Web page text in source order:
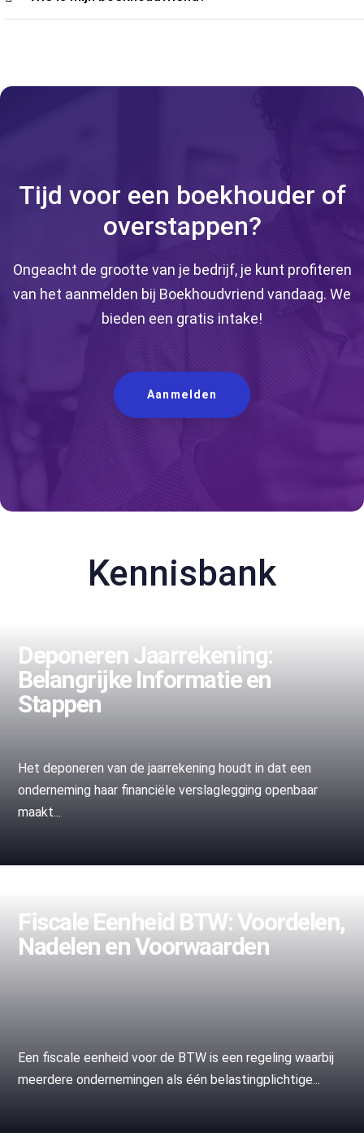
Tijd voor een boekhouder of
overstappen?
Ongeacht de grootte van je bedrijf, je kunt profiteren
van het aanmelden bij Boekhoudvriend vandaag. We
bieden een gratis intake!
Aanmelden
Kennisbank
Deponeren Jaarrekening:
Belangrijke Informatie en
Stappen
Het deponeren van de jaarrekening houdt in dat een
onderneming haar financiële verslaglegging openbaar
maakt...
Fiscale Eenheid BTW: Voordelen,
Nadelen en Voorwaarden
Een fiscale eenheid voor de BTW is een regeling waarbij
meerdere ondernemingen als één belastingplichtige...